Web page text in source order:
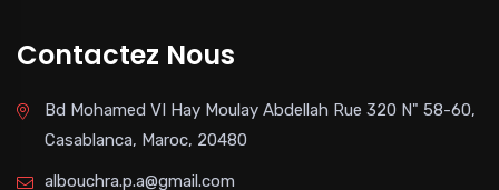
Contactez Nous
Bd Mohamed VI Hay Moulay Abdellah Rue 320 N" 58-60,
Casablanca, Maroc, 20480
albouchra.p.a@gmail.com